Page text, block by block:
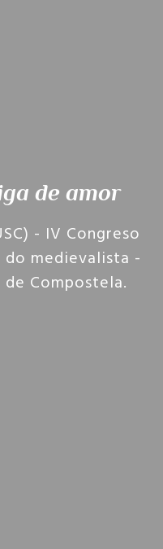
de amor
- IV Congreso
medievalista -
Compostela.